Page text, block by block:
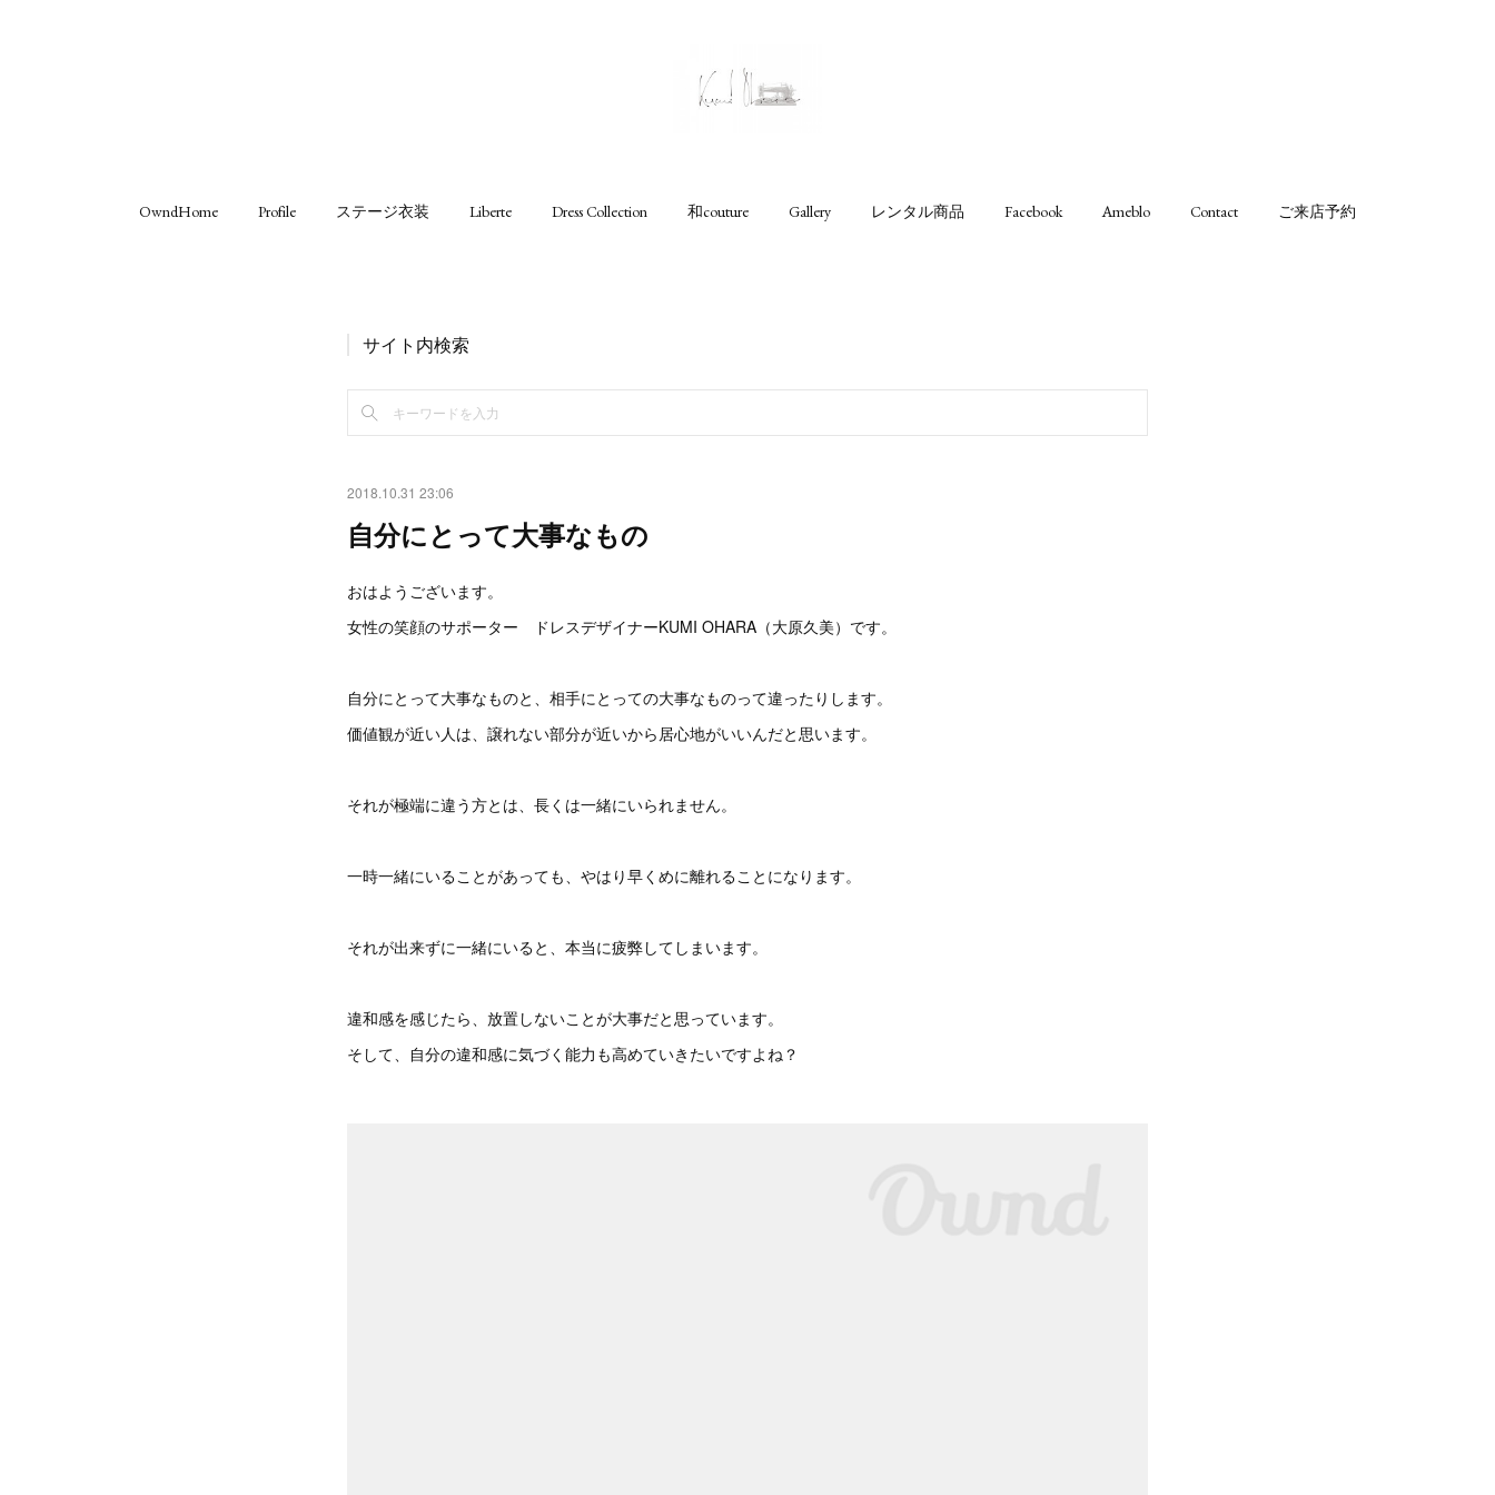
OwndHome Profile ステージ衣装 Liberte Dress Collection 和couture Gallery レンタル商品 Facebook Ameblo Contact ご来店予約
サイト内検索
2018.10.31 23:06
自分にとって大事なもの
おはようございます。
女性の笑顔のサポーター ドレスデザイナーKUMI OHARA（大原久美）です。
自分にとって大事なものと、相手にとっての大事なものって違ったりします。
価値観が近い人は、譲れない部分が近いから居心地がいいんだと思います。
それが極端に違う方とは、長くは一緒にいられません。
一時一緒にいることがあっても、やはり早くめに離れることになります。
それが出来ずに一緒にいると、本当に疲弊してしまいます。
違和感を感じたら、放置しないことが大事だと思っています。
そして、自分の違和感に気づく能力も高めていきたいですよね？